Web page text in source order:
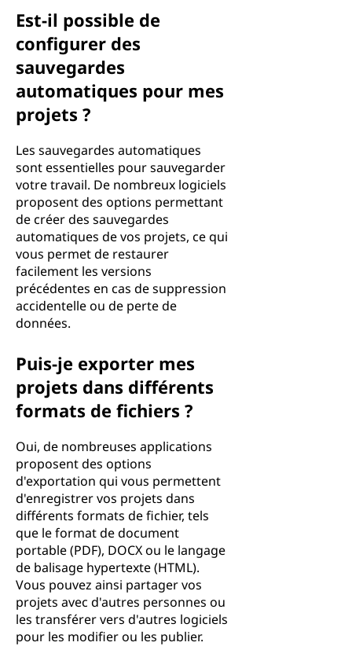
Est-il possible de
configurer des
sauvegardes
automatiques pour mes
projets ?
Les sauvegardes automatiques
sont essentielles pour sauvegarder
votre travail. De nombreux logiciels
proposent des options permettant
de créer des sauvegardes
automatiques de vos projets, ce qui
vous permet de restaurer
facilement les versions
précédentes en cas de suppression
accidentelle ou de perte de
données.
Puis-je exporter mes
projets dans différents
formats de fichiers ?
Oui, de nombreuses applications
proposent des options
d'exportation qui vous permettent
d'enregistrer vos projets dans
différents formats de fichier, tels
que le format de document
portable (PDF), DOCX ou le langage
de balisage hypertexte (HTML).
Vous pouvez ainsi partager vos
projets avec d'autres personnes ou
les transférer vers d'autres logiciels
pour les modifier ou les publier.